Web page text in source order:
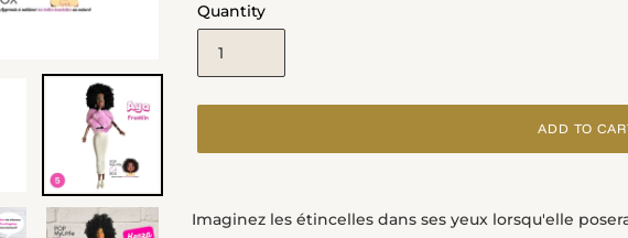
Quantity
ADD TO
product
Imaginez les étincelles dans ses yeux lorsqu'elle